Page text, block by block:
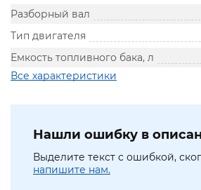
Разборный вал
Тип двигателя
Емкость топливного бака, л
Все характеристики
Нашли ошибку в
Выделите текст с ошибкой,
напишите нам.